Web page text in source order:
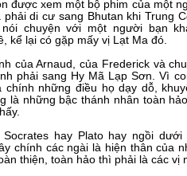
được xem một bộ phim của một
phải di cư sang Bhutan khi Trung
chuyện với một người bạn
kể lại có gặp mấy vị Lạt Ma đó.
của Arnaud, của Frederick và
phải sang Hy Mã Lạp Sơn. Vì
chính những điều họ dạy dỗ,
là những bậc thánh nhân toàn
hay Plato hay ngồi
chính các ngài là hiện thân của
thiện, toàn hảo thì phải là các vị